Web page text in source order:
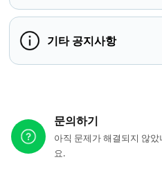
기타 공지사항
문의하기
아직 문제가 해결되지 않
요.